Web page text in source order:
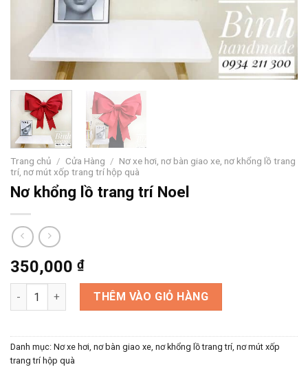
Trang chủ / Cửa Hàng / Nơ xe hơi, nơ bàn giao xe, nơ khổng lồ trang
trí, nơ mút xốp trang trí hộp quà
Nơ khổng lồ trang trí Noel
350,000 ₫
Nơ khổng lồ trang trí Noel số lượng
THÊM VÀO GIỎ HÀNG
Danh mục: Nơ xe hơi, nơ bàn giao xe, nơ khổng lồ trang trí, nơ mút xốp
trang trí hộp quà